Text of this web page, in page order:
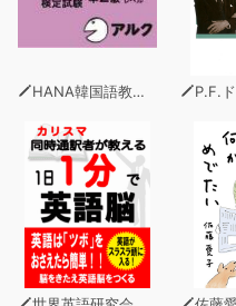
はあんまり役に立たない
あなたはこんな風に考え
たしかに孫子の原著を読
ハードルの高いことで、
「ビジネスパーソンのた
られていました。
そんな背景の中待望の登
HANA韓国語教育研究会 P.F.